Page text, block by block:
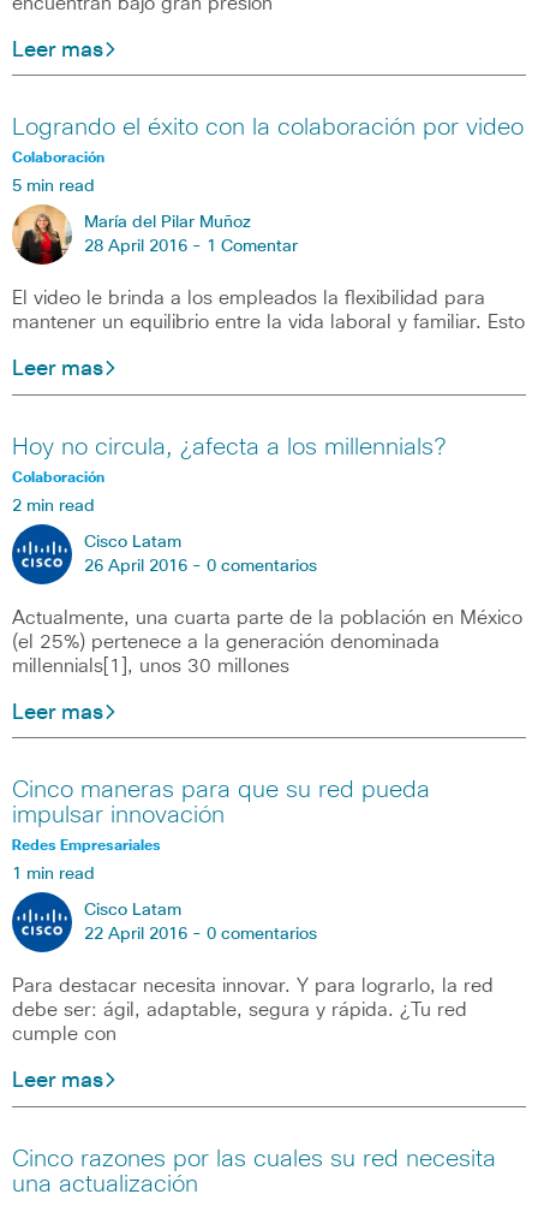
Leer mas
Logrando el éxito con la colaboración por video
Colaboración
5 min read
María del Pilar Muñoz
28 April 2016 - 1 Comentar
El video le brinda a los empleados la flexibilidad para
mantener un equilibrio entre la vida laboral y familiar. Esto
Leer mas
Hoy no circula, ¿afecta a los millennials?
Colaboración
2 min read
Cisco Latam
26 April 2016 - 0 comentarios
Actualmente, una cuarta parte de la población en México
(el 25%) pertenece a la generación denominada
millennials[1], unos 30 millones
Leer mas
Cinco maneras para que su red pueda
impulsar innovación
Redes Empresariales
1 min read
Cisco Latam
22 April 2016 - 0 comentarios
Para destacar necesita innovar. Y para lograrlo, la red
debe ser: ágil, adaptable, segura y rápida. ¿Tu red
cumple con
Leer mas
Cinco razones por las cuales su red necesita
una actualización